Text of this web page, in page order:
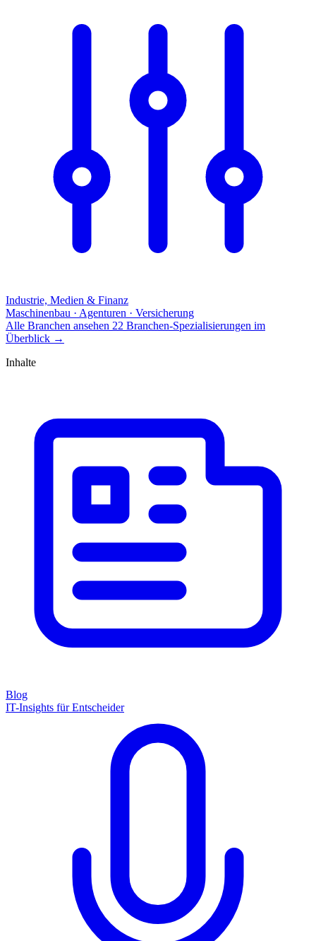
Industrie, Medien & Finanz
Maschinenbau · Agenturen · Versicherung
Alle Branchen ansehen 22 Branchen-Spezialisierungen im
Überblick →
Inhalte
Blog
IT-Insights für Entscheider